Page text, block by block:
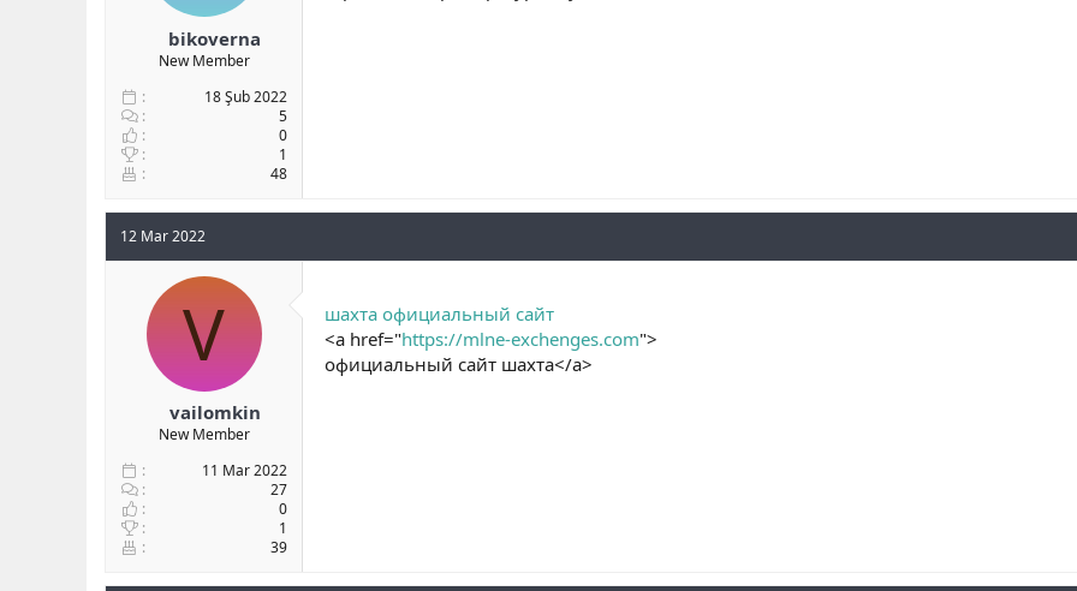
bikoverna
New Member
18 Şub 2022
5
0
1
48
12 Mar 2022
V
vailomkin
New Member
11 Mar 2022
27
0
1
39
шахта официальный сайт
<a href="https://mlne-exchenges.com">
официальный сайт шахта</a>